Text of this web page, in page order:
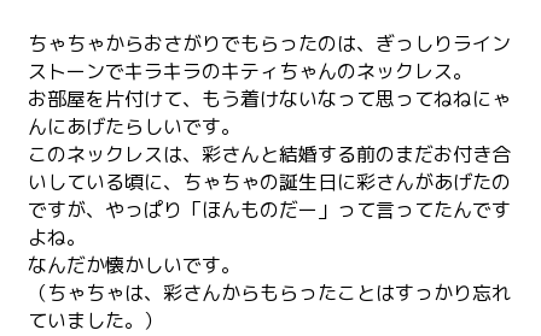
ちゃちゃからおさがりでもらったのは、ぎっしりライン
ストーンでキラキラのキティちゃんのネックレス。
お部屋を片付けて、もう着けないなって思ってねねにゃ
んにあげたらしいです。
このネックレスは、彩さんと結婚する前のまだお付き合
いしている頃に、ちゃちゃの誕生日に彩さんがあげたの
ですが、やっぱり「ほんものだー」って言ってたんです
よね。
なんだか懐かしいです。
（ちゃちゃは、彩さんからもらったことはすっかり忘れ
ていました。）